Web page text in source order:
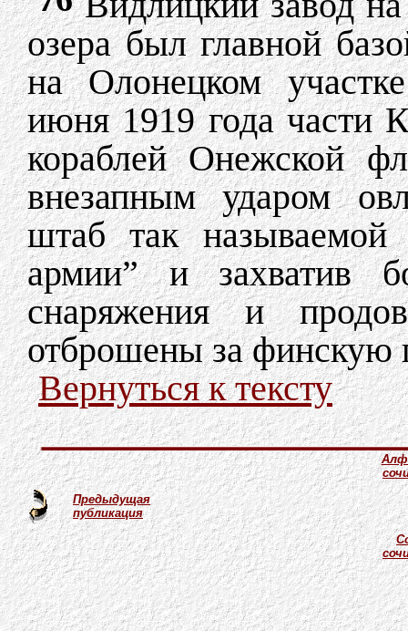
озера был главной
на Олонецком
июня 1919 года части
кораблей Онежской
внезапным ударом
штаб так называемой
армии” и захватив
снаряжения и
отброшены за финскую
Вернуться к тексту
Предыдущая
публикация